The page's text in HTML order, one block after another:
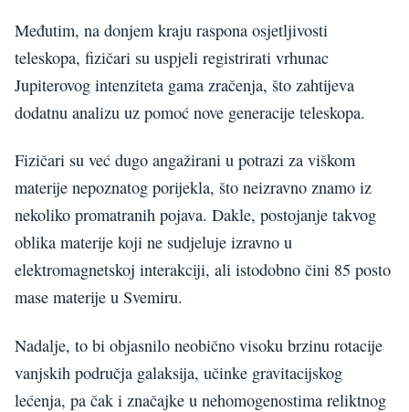
Međutim, na donjem kraju raspona osjetljivosti
teleskopa, fizičari su uspjeli registrirati vrhunac
Jupiterovog intenziteta gama zračenja, što zahtijeva
dodatnu analizu uz pomoć nove generacije teleskopa.
Fizičari su već dugo angažirani u potrazi za viškom
materije nepoznatog porijekla, što neizravno znamo iz
nekoliko promatranih pojava. Dakle, postojanje takvog
oblika materije koji ne sudjeluje izravno u
elektromagnetskoj interakciji, ali istodobno čini 85 posto
mase materije u Svemiru.
Nadalje, to bi objasnilo neobično visoku brzinu rotacije
vanjskih područja galaksija, učinke gravitacijskog
lećenja, pa čak i značajke u nehomogenostima reliktnog